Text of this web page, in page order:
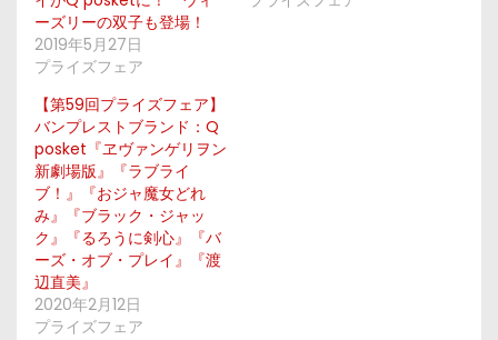
ーズリーの双子も登場！
2019年5月27日
プライズフェア
【第59回プライズフェア】
バンプレストブランド：Q
posket『ヱヴァンゲリヲン
新劇場版』『ラブライ
ブ！』『おジャ魔女どれ
み』『ブラック・ジャッ
ク』『るろうに剣心』『バ
ーズ・オブ・プレイ』『渡
辺直美』
2020年2月12日
プライズフェア